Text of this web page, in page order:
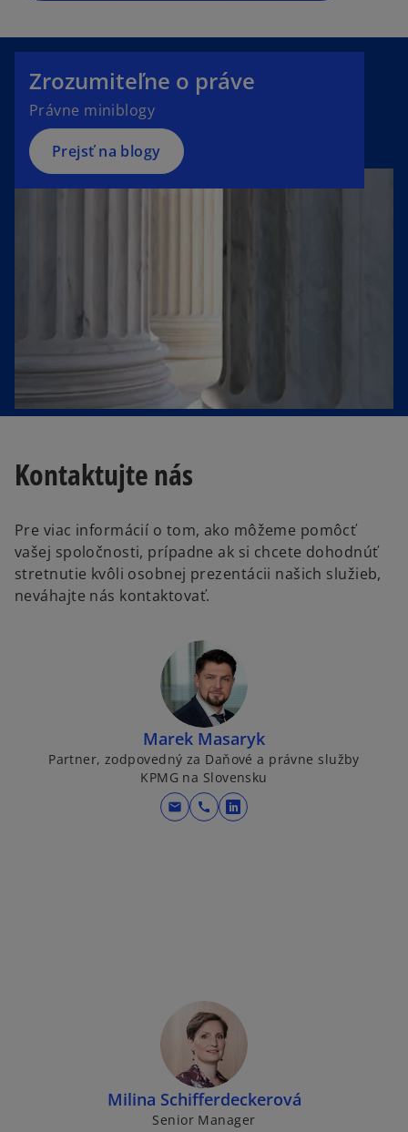
Zrozumiteľne o práve
Právne miniblogy
Prejsť na blogy
Kontaktujte nás
Pre viac informácií o tom, ako môžeme pomôcť
vašej spoločnosti, prípadne ak si chcete dohodnúť
stretnutie kvôli osobnej prezentácii našich služieb,
neváhajte nás kontaktovať.
Marek Masaryk
Partner, zodpovedný za Daňové a právne služby
KPMG na Slovensku
mail call
o
e
a
b
Milina Schifferdeckerová
Senior Manager